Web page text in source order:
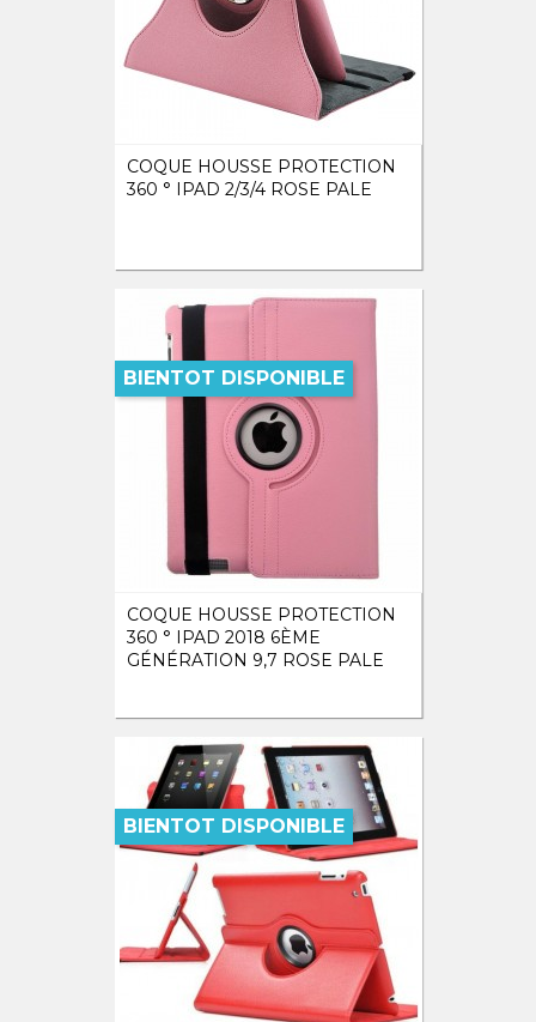
COQUE HOUSSE PROTECTION
360 ° IPAD 2/3/4 ROSE PALE
COQUE HOUSSE PROTECTION
360 ° IPAD 2018 6ÈME
GÉNÉRATION 9,7 ROSE PALE
BIENTOT DISPONIBLE
BIENTOT DISPONIBLE